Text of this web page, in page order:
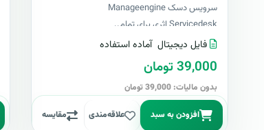
سرویس دسک Manageengine
Servicedesk اثری برای تمام..
فایل دیجیتال آماده استفاده
39,000 تومان
بدون مالیات: 39,000 تومان
افزودن به سبد علاقه‌مندی مقایسه